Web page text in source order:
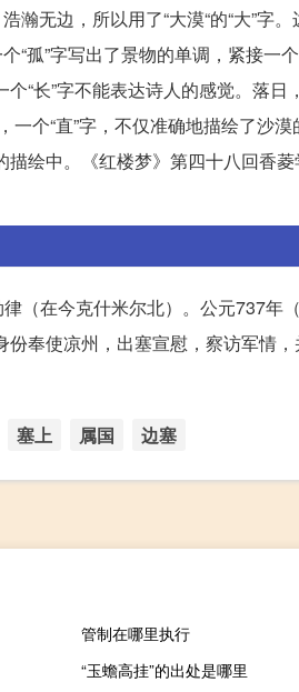
瀚无边，所以用了“大漠“的“大”字
“孤”字写出了景物的单调，紧接一
“长”字不能表达诗人的感觉。落
一个“直”字，不仅准确地描绘了沙
绘中。《红楼梦》第四十八回香
（在今克什米尔北）。公元737年
奉使凉州，出塞宣慰，察访军情
塞上 属国 边塞
管制在哪里执行
“玉蟾高挂”的出处是哪里